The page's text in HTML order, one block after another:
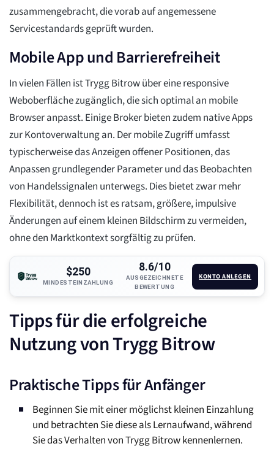
zusammengebracht, die vorab auf angemessene
Servicestandards geprüft wurden.
Mobile App und Barrierefreiheit
In vielen Fällen ist Trygg Bitrow über eine responsive
Weboberfläche zugänglich, die sich optimal an mobile
Browser anpasst. Einige Broker bieten zudem native Apps
zur Kontoverwaltung an. Der mobile Zugriff umfasst
typischerweise das Anzeigen offener Positionen, das
Anpassen grundlegender Parameter und das Beobachten
von Handelssignalen unterwegs. Dies bietet zwar mehr
Flexibilität, dennoch ist es ratsam, größere, impulsive
Änderungen auf einem kleinen Bildschirm zu vermeiden,
ohne den Marktkontext sorgfältig zu prüfen.
$250
MINDESTEINZAHLUNG
8.6/10
AUSGEZEICHNETE
BEWERTUNG
KONTO ANLEGEN
Tipps für die erfolgreiche
Nutzung von Trygg Bitrow
Praktische Tipps für Anfänger
Beginnen Sie mit einer möglichst kleinen Einzahlung
und betrachten Sie diese als Lernaufwand, während
Sie das Verhalten von Trygg Bitrow kennenlernen.